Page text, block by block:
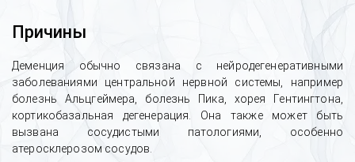
Отзыв об экстренной помощи при
алкогольном отравлении и постановке
капельницы
Причины
Деменция обычно связана с нейродегенеративными
заболеваниями центральной нервной системы, например
болезнь Альцгеймера, болезнь Пика, хорея Гентингтона,
кортикобазальная дегенерация. Она также может быть
вызвана сосудистыми патологиями, особенно
атеросклерозом сосудов.